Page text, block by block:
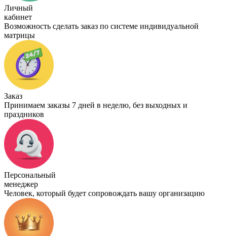
Личный
кабинет
Возможность сделать заказ по системе индивидуальной
матрицы
Заказ
Принимаем заказы 7 дней в неделю, без выходных и
праздников
Персональный
менеджер
Человек, который будет сопровождать вашу организацию